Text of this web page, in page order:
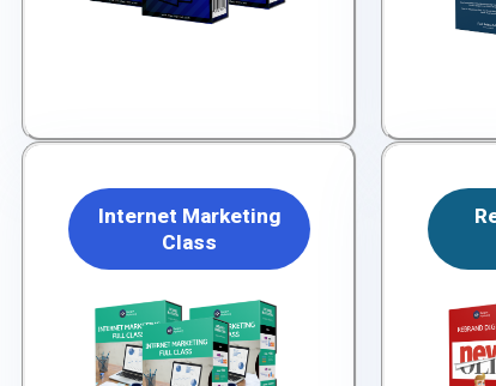
Internet Marketing
Class